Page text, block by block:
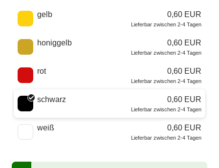
gelb 0,60 EUR
Lieferbar zwischen 2-4 Tagen
honiggelb 0,60 EUR
Lieferbar zwischen 2-4 Tagen
rot 0,60 EUR
Lieferbar zwischen 2-4 Tagen
schwarz 0,60 EUR
Lieferbar zwischen 2-4 Tagen
weiß 0,60 EUR
Lieferbar zwischen 2-4 Tagen